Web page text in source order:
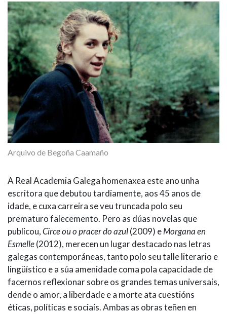
Arquivo de Begoña Caamaño
A Real Academia Galega homenaxea este ano unha
escritora que debutou tardiamente, aos 45 anos de
idade, e cuxa carreira se veu truncada polo seu
prematuro falecemento. Pero as dúas novelas que
publicou,Circe ou o pracer do azul(2009) eMorgana en
Esmelle(2012), merecen un lugar destacado nas letras
galegas contemporáneas, tanto polo seu talle literario e
lingüístico e a súa amenidade coma pola capacidade de
facernos reflexionar sobre os grandes temas universais,
dende o amor, a liberdade e a morte ata cuestións
éticas, políticas e sociais. Ambas as obras teñen en